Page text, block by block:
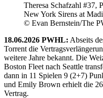
Theresa Schafzahl #37,
New York Sirens at
© Evan Bernstein/The
18.06.2026 PWHL: Abseits
Torrent die
weitere Jahre bekannt. Die
Boston Fleet nach Seattle
dann in 11 Spielen 9 (2+7)
und Emily Brown erhielt die
Vertrag.